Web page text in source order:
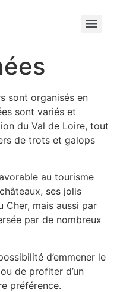
sont organisés en
sont variés et
du Val de Loire, tout
de trots et galops
au tourisme
ses jolis
Cher, mais aussi par
par de nombreux
d’emmener le
de profiter d’un
préférence.